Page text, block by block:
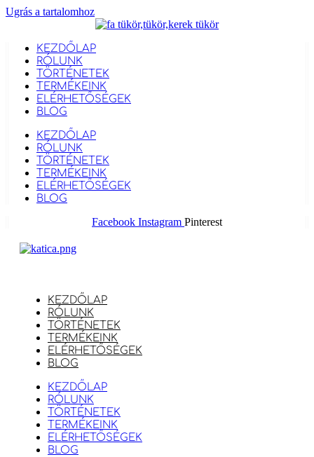
Ugrás a tartalomhoz
KEZDŐLAP
RÓLUNK
TÖRTÉNETEK
TERMÉKEINK
ELÉRHETŐSÉGEK
BLOG
KEZDŐLAP
RÓLUNK
TÖRTÉNETEK
TERMÉKEINK
ELÉRHETŐSÉGEK
BLOG
Facebook Instagram Pinterest
KEZDŐLAP
RÓLUNK
TÖRTÉNETEK
TERMÉKEINK
ELÉRHETŐSÉGEK
BLOG
KEZDŐLAP
RÓLUNK
TÖRTÉNETEK
TERMÉKEINK
ELÉRHETŐSÉGEK
BLOG